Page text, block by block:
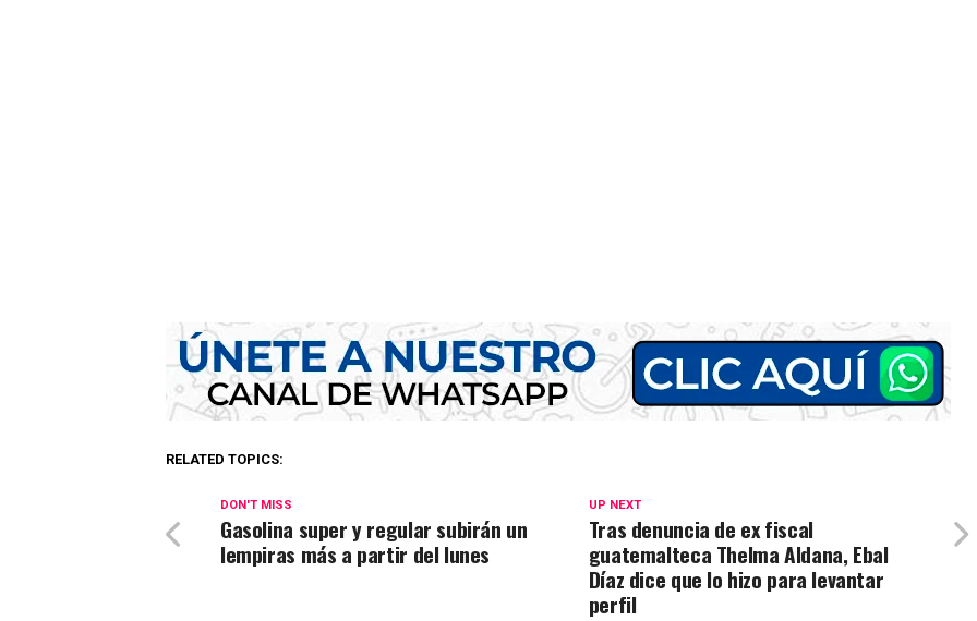
RELATED TOPICS:
UP NEXT
Tras denuncia de ex fiscal
guatemalteca Thelma Aldana, Ebal
Díaz dice que lo hizo para levantar
perfil
DON'T MISS
Gasolina super y regular subirán un
lempiras más a partir del lunes